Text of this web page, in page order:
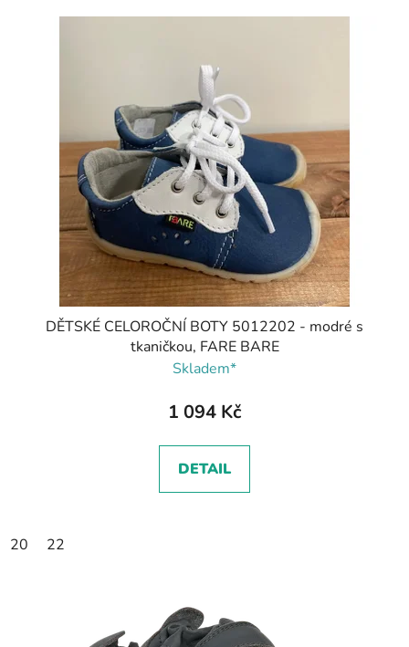
DĚTSKÉ CELOROČNÍ BOTY 5012202 - modré s
tkaničkou, FARE BARE
Skladem*
1 094 Kč
DETAIL
20 22